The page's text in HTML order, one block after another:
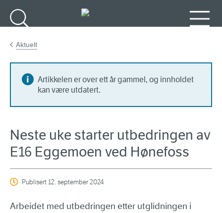
Aktuelt
Artikkelen er over ett år gammel, og innholdet
kan være utdatert.
Neste uke starter utbedringen av
E16 Eggemoen ved Hønefoss
Publisert12. september 2024
Arbeidet med utbedringen etter utglidningen i